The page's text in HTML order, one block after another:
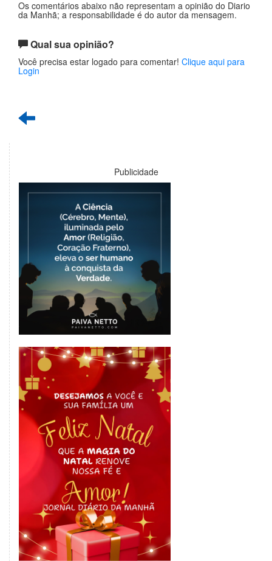
Os comentários abaixo não representam a opinião do Diario
da Manhã; a responsabilidade é do autor da mensagem.
Qual sua opinião?
Você precisa estar logado para comentar! Clique aqui para
Login
Publicidade